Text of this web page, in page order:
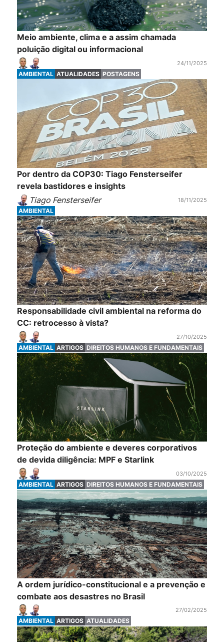
Meio ambiente, clima e a assim chamada
poluição digital ou informacional
24/11/2025
AMBIENTAL ATUALIDADES POSTAGENS
Por dentro da COP30: Tiago Fensterseifer
revela bastidores e insights
Tiago Fensterseifer
18/11/2025
AMBIENTAL
Responsabilidade civil ambiental na reforma do
CC: retrocesso à vista?
27/10/2025
AMBIENTAL ARTIGOS DIREITOS HUMANOS E FUNDAMENTAIS
Proteção do ambiente e deveres corporativos
de devida diligência: MPF e Starlink
03/10/2025
AMBIENTAL ARTIGOS DIREITOS HUMANOS E FUNDAMENTAIS
A ordem jurídico-constitucional e a prevenção e
combate aos desastres no Brasil
27/02/2025
AMBIENTAL ARTIGOS ATUALIDADES